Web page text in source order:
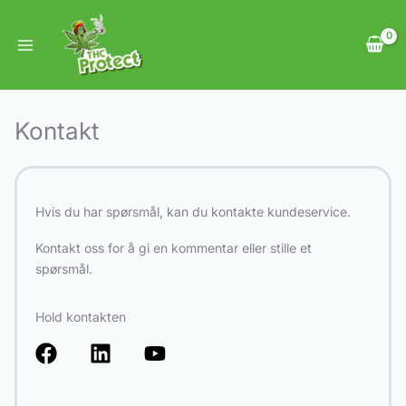
Kontakt
Hvis du har spørsmål, kan du kontakte kundeservice.
Kontakt oss for å gi en kommentar eller stille et
spørsmål.
Hold kontakten
F
L
Y